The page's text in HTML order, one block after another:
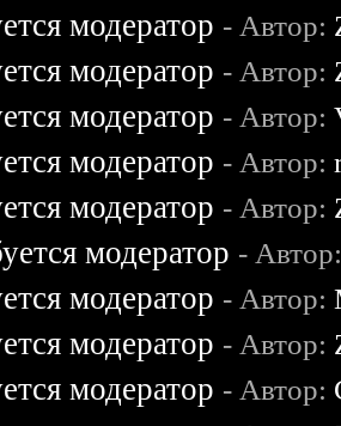
модератор - Автор:
модератор - Автор:
модератор - Автор:
модератор - Автор:
модератор - Автор:
модератор -
модератор - Автор:
модератор - Автор:
модератор - Автор: